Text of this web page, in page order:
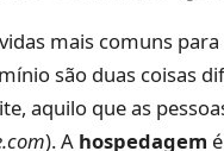
mais comuns
são duas coisas
aquilo que as
). A hospedagem